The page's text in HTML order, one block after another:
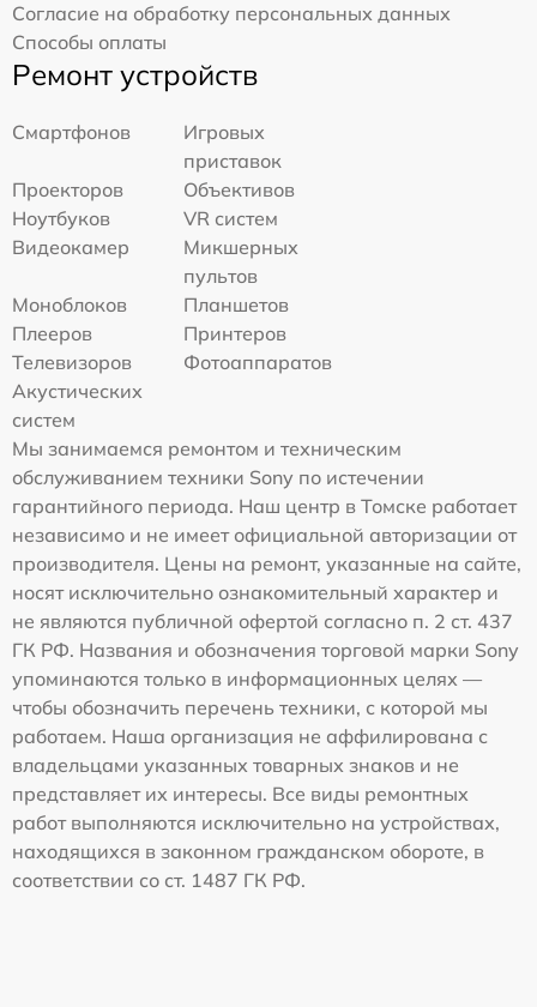
Согласие на обработку персональных данных
Способы оплаты
Ремонт устройств
Смартфонов
Игровых
приставок
Проекторов
Объективов
Ноутбуков
VR систем
Видеокамер
Микшерных
пультов
Моноблоков
Планшетов
Плееров
Принтеров
Телевизоров
Фотоаппаратов
Акустических
систем
Мы занимаемся ремонтом и техническим
обслуживанием техники Sony по истечении
гарантийного периода. Наш центр в Томске работает
независимо и не имеет официальной авторизации от
производителя. Цены на ремонт, указанные на сайте,
носят исключительно ознакомительный характер и
не являются публичной офертой согласно п. 2 ст. 437
ГК РФ. Названия и обозначения торговой марки Sony
упоминаются только в информационных целях —
чтобы обозначить перечень техники, с которой мы
работаем. Наша организация не аффилирована с
владельцами указанных товарных знаков и не
представляет их интересы. Все виды ремонтных
работ выполняются исключительно на устройствах,
находящихся в законном гражданском обороте, в
соответствии со ст. 1487 ГК РФ.